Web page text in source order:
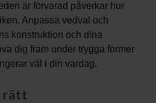
är förvarad påverkar hur
Anpassa vedval och
konstruktion och dina
dig fram under trygga former
väl i din vardag.
rätt